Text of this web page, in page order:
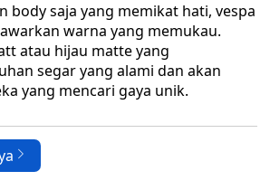
body saja yang memikat hati, vespa
warna yang memukau.
atau hijau matte yang
segar yang alami dan akan
yang mencari gaya unik.